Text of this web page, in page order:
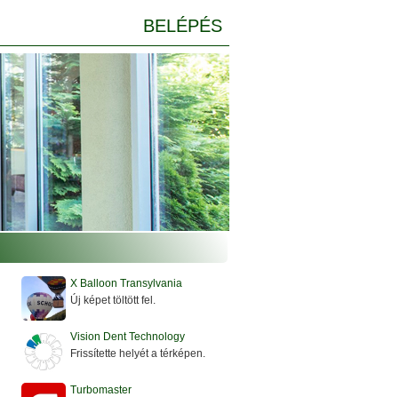
BELÉPÉS
X Balloon Transylvania
Új képet töltött fel.
Vision Dent Technology
Frissítette helyét a térképen.
Turbomaster